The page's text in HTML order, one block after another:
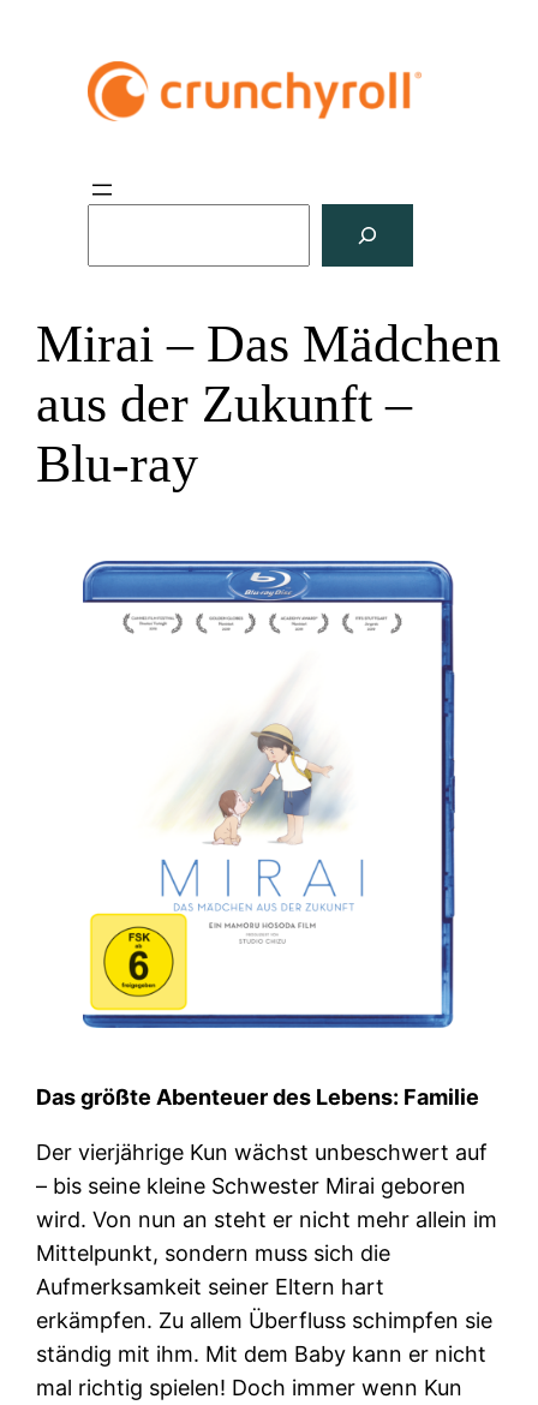
e
Mirai – Das Mädchen
aus der Zukunft –
Blu-ray
Das größte Abenteuer des Lebens: Familie
Der vierjährige Kun wächst unbeschwert auf
– bis seine kleine Schwester Mirai geboren
wird. Von nun an steht er nicht mehr allein im
Mittelpunkt, sondern muss sich die
Aufmerksamkeit seiner Eltern hart
erkämpfen. Zu allem Überfluss schimpfen sie
ständig mit ihm. Mit dem Baby kann er nicht
mal richtig spielen! Doch immer wenn Kun